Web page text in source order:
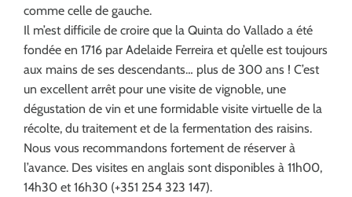
comme celle de gauche.
Il m’est difficile de croire que la Quinta do Vallado a été
fondée en 1716 par Adelaide Ferreira et qu’elle est toujours
aux mains de ses descendants… plus de 300 ans ! C’est
un excellent arrêt pour une visite de vignoble, une
dégustation de vin et une formidable visite virtuelle de la
récolte, du traitement et de la fermentation des raisins.
Nous vous recommandons fortement de réserver à
l’avance. Des visites en anglais sont disponibles à 11h00,
14h30 et 16h30 (+351 254 323 147).